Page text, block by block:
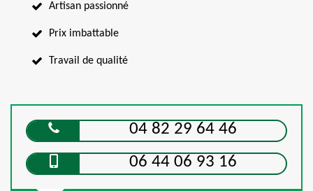
Artisan passionné
Prix imbattable
Travail de qualité
04 82 29 64 46
06 44 06 93 16